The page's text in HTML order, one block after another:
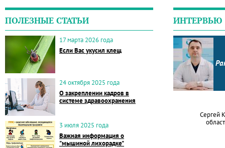
ПОЛЕЗНЫЕ СТАТЬИ
17 марта 2026 года
Если Вас укусил клещ
24 октября 2025 года
О закреплении кадров в
системе здравоохранения
3 июля 2025 года
Важная информация о
"мышиной лихорадке"
ИНТЕРВЬЮ
Сергей